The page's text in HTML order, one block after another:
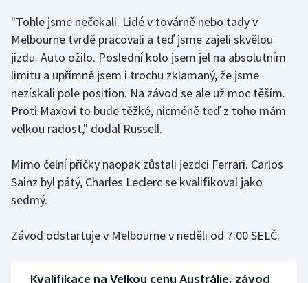
"Tohle jsme nečekali. Lidé v továrně nebo tady v
Melbourne tvrdě pracovali a teď jsme zajeli skvělou
jízdu. Auto ožilo. Poslední kolo jsem jel na absolutním
limitu a upřímně jsem i trochu zklamaný, že jsme
nezískali pole position. Na závod se ale už moc těším.
Proti Maxovi to bude těžké, nicméně teď z toho mám
velkou radost," dodal Russell.
Mimo čelní příčky naopak zůstali jezdci Ferrari. Carlos
Sainz byl pátý, Charles Leclerc se kvalifikoval jako
sedmý.
Závod odstartuje v Melbourne v neděli od 7:00 SELČ.
Kvalifikace na Velkou cenu Austrálie, závod